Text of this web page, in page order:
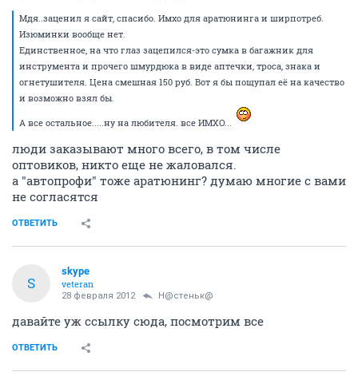
Мдя..заценил я сайт, спасибо. Имхо для аратюнинга и ширпотреб.
Изюминки вообще нет.
Единственное, на что глаз зацепился-это сумка в багажник для
инструмента и прочего шмурдюка в виде аптечки, троса, знака и
огнетушителя. Цена смешная 150 руб. Вот я бы пощупал её на качество
и возможно взял бы.
А все остальное.....ну на любителя. все ИМХО...
люди заказывают много всего, в том числе
оптовиков, никто еще не жаловался.
а "автопрофи" тоже аратюнинг? думаю многие с вами
не согласятся
ОТВЕТИТЬ
S
skype
veteran
28 февраля 2012 Н@стеньк@
давайте уж ссылку сюда, посмотрим все
ОТВЕТИТЬ